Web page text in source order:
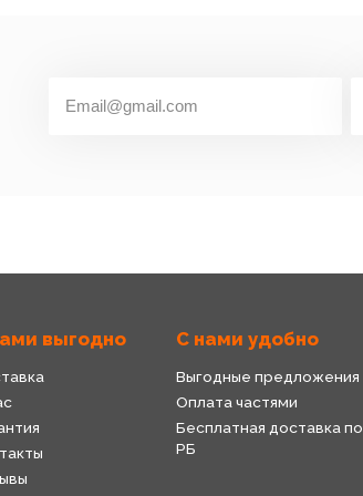
выгодно С нами удобно
Выгодные предложения
Оплата частями
Бесплатная доставка по
РБ